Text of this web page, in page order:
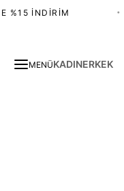
%15 İNDIRIM
MENÜKADINERKEK